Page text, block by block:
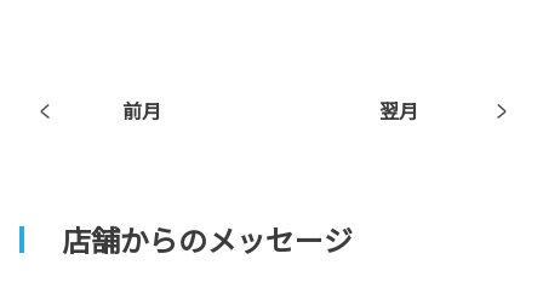
前月 翌月
店舗からのメッセージ